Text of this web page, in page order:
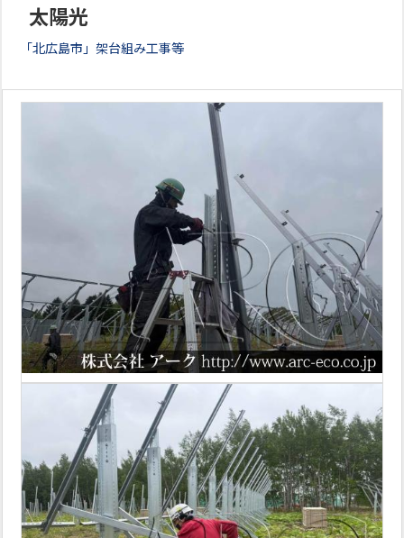
太陽光
「北広島市」架台組み工事等